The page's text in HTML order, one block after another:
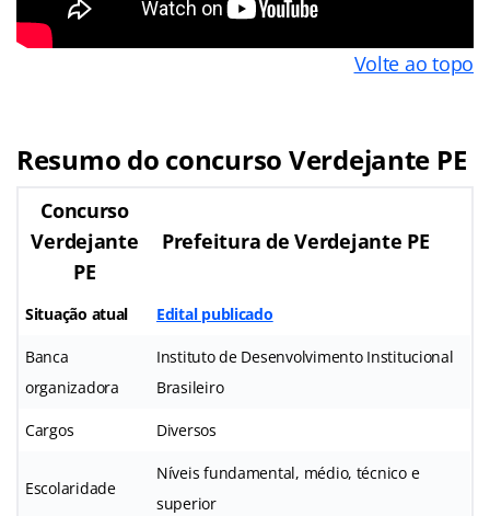
Volte ao topo
Resumo do concurso Verdejante PE
Concurso
Verdejante
PE
Prefeitura de Verdejante PE
Situação atual Edital publicado
Banca
organizadora
Instituto de Desenvolvimento Institucional
Brasileiro
Cargos Diversos
Escolaridade
Níveis fundamental, médio, técnico e
superior